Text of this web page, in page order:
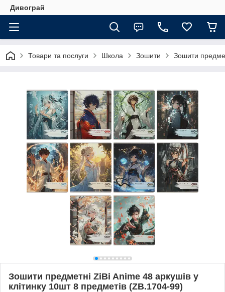
Дивограй
Товари та послуги Школа Зошити Зошити
Зошити предметні ZiBi Anime 48 аркушів у
клітинку 10шт 8 предметів (ZB.1704-99)